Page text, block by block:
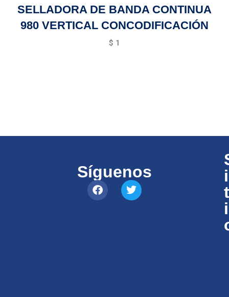
SELLADORA DE BANDA CONTINUA
980 VERTICAL CONCODIFICACIÓN
$ 1
Síguenos
i
t
i